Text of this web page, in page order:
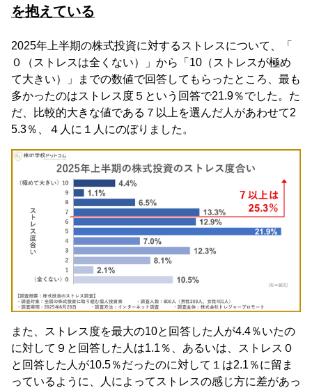
を抱えている
2025年上半期の株式投資に対するストレスについて、「
０（ストレスは全くない）」から「10（ストレスが極め
て大きい）」までの数値で回答してもらったところ、最も
多かったのはストレス度５という回答で21.9％でした。た
だ、比較的大きな値である７以上を選んだ人があわせて2
5.3％、４人に１人にのぼりました。
また、ストレス度を最大の10と回答した人が4.4％いたの
に対して９と回答した人は1.1％、あるいは、ストレス０
と回答した人が10.5％だったのに対して１は2.1％に留ま
っているように、人によってストレスの感じ方に差があっ